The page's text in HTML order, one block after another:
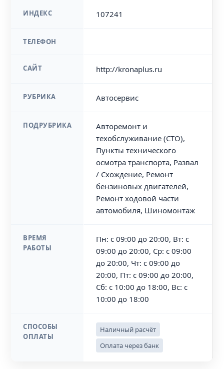
ИНДЕКС 107241
ТЕЛЕФОН
САЙТ http://kronaplus.ru
РУБРИКА Автосервис
ПОДРУБРИКА
Авторемонт и
техобслуживание (СТО),
Пункты технического
осмотра транспорта, Развал
/ Схождение, Ремонт
бензиновых двигателей,
Ремонт ходовой части
автомобиля, Шиномонтаж
ВРЕМЯ
РАБОТЫ
Пн: с 09:00 до 20:00, Вт: с
09:00 до 20:00, Ср: с 09:00
до 20:00, Чт: с 09:00 до
20:00, Пт: с 09:00 до 20:00,
Сб: с 10:00 до 18:00, Вс: с
10:00 до 18:00
СПОСОБЫ
ОПЛАТЫ
Наличный расчёт
Оплата через банк